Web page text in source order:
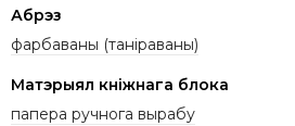
Абрэз
фарбаваны (таніраваны)
Матэрыял кніжнага блока
папера ручнога вырабу